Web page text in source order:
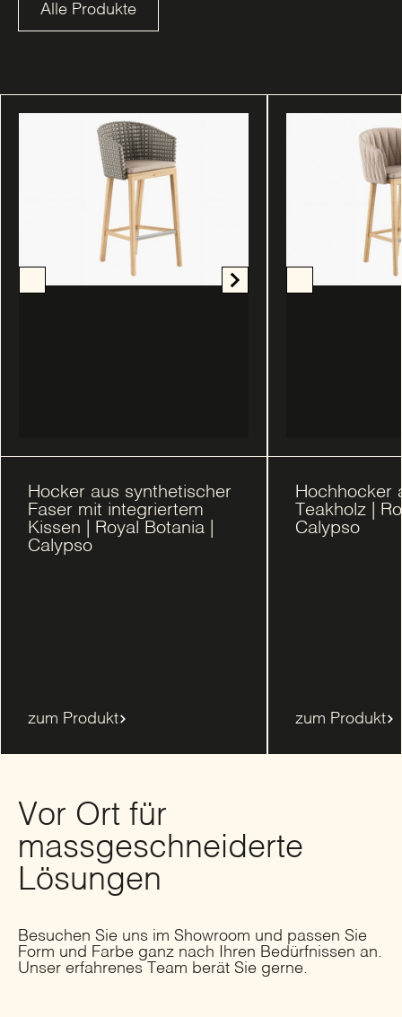
Alle Produkte
Hocker aus synthetischer
Faser mit integriertem
Kissen | Royal Botania |
Calypso
zum Produkt
Hochhocker
Teakholz |
Calypso
zum Produkt
Vor Ort für
massgeschneiderte
Lösungen
Besuchen Sie uns im Showroom und passen Sie
Form und Farbe ganz nach Ihren Bedürfnissen an.
Unser erfahrenes Team berät Sie gerne.